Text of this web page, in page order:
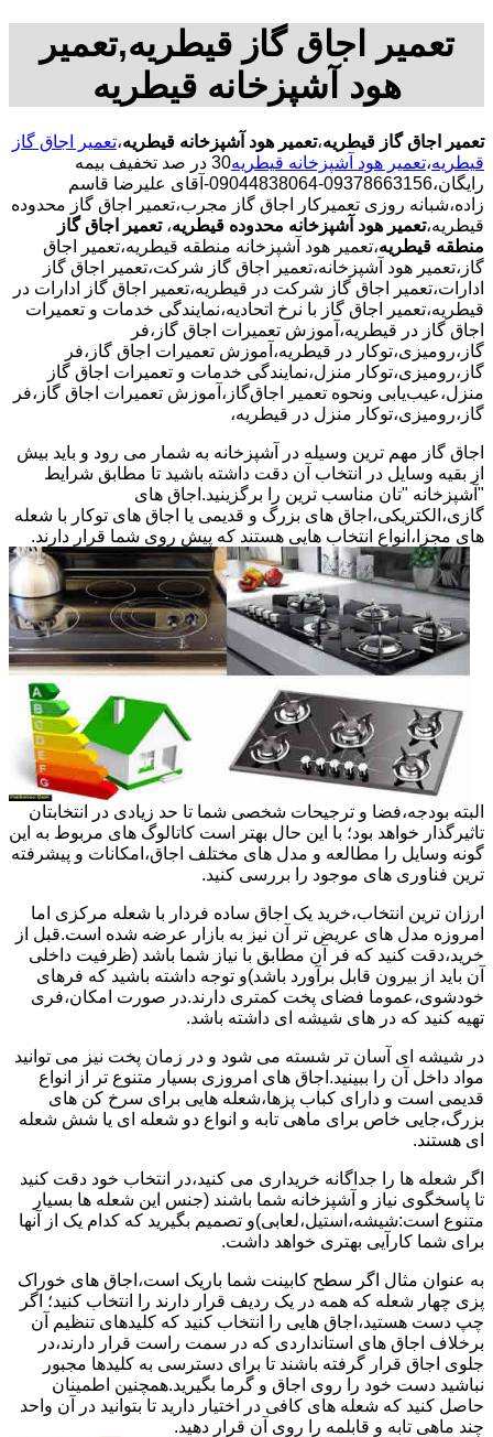
تعمیر اجاق گاز قیطریه,تعمیر
هود آشپزخانه قیطریه
تعمیر اجاق گاز قیطریه،تعمیر هود آشپزخانه قیطریه،تعمیر اجاق گاز
قیطریه،تعمیر هود آشپزخانه قیطریه
30 در صد تخفیف بیمه
رایگان،09378663156-09044838064-آقای علیرضا قاسم
زاده،شبانه روزی تعمیرکار اجاق گاز مجرب،تعمیر اجاق گاز محدوده
قیطریه،تعمیر هود آشپزخانه محدوده قیطریه، تعمیر اجاق گاز
منطقه قیطریه،تعمیر هود آشپزخانه منطقه قیطریه،تعمیر اجاق
گاز،تعمیر هود آشپزخانه،تعمیر اجاق گاز شرکت،تعمیر اجاق گاز
ادارات،تعمیر اجاق گاز شرکت در قیطریه،تعمیر اجاق گاز ادارات در
قیطریه،تعمیر اجاق گاز با نرخ اتحادیه،نمایندگی خدمات و تعمیرات
اجاق گاز در قیطریه،آموزش تعمیرات اجاق گاز،فر
گاز،رومیزی،توکار در قیطریه،آموزش تعمیرات اجاق گاز،فر
گاز،رومیزی،توکار منزل،نمایندگی خدمات و تعمیرات اجاق گاز
منزل،عیب‌یابی ونحوه تعمیر اجاق‌گاز،آموزش تعمیرات اجاق گاز،فر
گاز،رومیزی،توکار منزل در قیطریه،
اجاق گاز مهم ترین وسیله در آشپزخانه به شمار می رود و باید بیش
از بقیه وسایل در انتخاب آن دقت داشته باشید تا مطابق شرایط
"آشپزخانه "تان مناسب ترین را برگزینید.اجاق های
گازی،الکتریکی،اجاق های بزرگ و قدیمی یا اجاق های توکار با شعله
های مجزا،انواع انتخاب هایی هستند که پیش روی شما قرار دارند.
البته بودجه،فضا و ترجیحات شخصی شما تا حد زیادی در انتخابتان
تاثیرگذار خواهد بود؛ با این حال بهتر است کاتالوگ های مربوط به این
گونه وسایل را مطالعه و مدل های مختلف اجاق،امکانات و پیشرفته
ترین فناوری های موجود را بررسی کنید.
ارزان ترین انتخاب،خرید یک اجاق ساده فردار با شعله مرکزی اما
امروزه مدل های عریض تر آن نیز به بازار عرضه شده است.قبل از
خرید،دقت کنید که فر آن مطابق با نیاز شما باشد (ظرفیت داخلی
آن باید از بیرون قابل برآورد باشد)و توجه داشته باشید که فرهای
خودشوی،عموما فضای پخت کمتری دارند.در صورت امکان،فری
تهیه کنید که در های شیشه ای داشته باشد.
در شیشه ای آسان تر شسته می شود و در زمان پخت نیز می توانید
مواد داخل آن را ببینید.اجاق های امروزی بسیار متنوع تر از انواع
قدیمی است و دارای کباب پزها،شعله هایی برای سرخ کن های
بزرگ،جایی خاص برای ماهی تابه و انواع دو شعله ای یا شش شعله
ای هستند.
اگر شعله ها را جداگانه خریداری می کنید،در انتخاب خود دقت کنید
تا پاسخگوی نیاز و آشپزخانه شما باشند (جنس این شعله ها بسیار
متنوع است:شیشه،استیل،لعابی)و تصمیم بگیرید که کدام یک از آنها
برای شما کارآیی بهتری خواهد داشت.
به عنوان مثال اگر سطح کابینت شما باریک است،اجاق های خوراک
پزی چهار شعله که همه در یک ردیف قرار دارند را انتخاب کنید؛ اگر
چپ دست هستید،اجاق هایی را انتخاب کنید که کلیدهای تنظیم آن
برخلاف اجاق های استانداردی که در سمت راست قرار دارند،در
جلوی اجاق قرار گرفته باشند تا برای دسترسی به کلیدها مجبور
نباشید دست خود را روی اجاق و گرما بگیرید.همچنین اطمینان
حاصل کنید که شعله های کافی در اختیار دارید تا بتوانید در آن واحد
چند ماهی تابه و قابلمه را روی آن قرار دهید.